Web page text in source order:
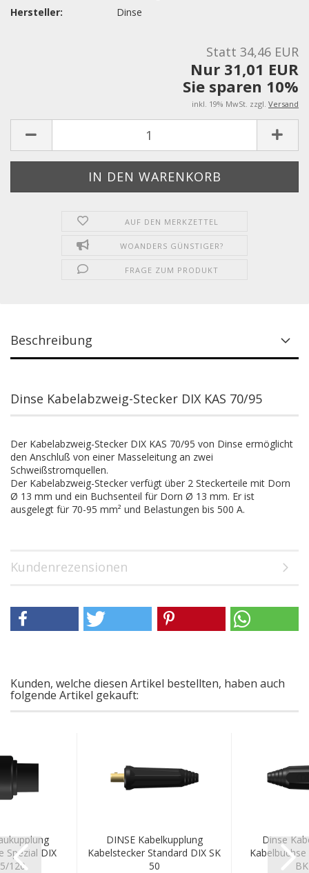
Hersteller: Dinse
Statt 34,46 EUR
Nur 31,01 EUR
Sie sparen 10%
inkl. 19% MwSt. zzgl. Versand
AUF DEN MERKZETTEL
WOANDERS GÜNSTIGER?
FRAGE ZUM PRODUKT
Beschreibung
Dinse Kabelabzweig-Stecker DIX KAS 70/95
Der Kabelabzweig-Stecker DIX KAS 70/95 von Dinse ermöglicht
den Anschluß von einer Masseleitung an zwei
Schweißstromquellen.
Der Kabelabzweig-Stecker verfügt über 2 Steckerteile mit Dorn
Ø 13 mm und ein Buchsenteil für Dorn Ø 13 mm. Er ist
ausgelegt für 70-95 mm² und Belastungen bis 500 A.
Kundenrezensionen
Kunden, welche diesen Artikel bestellten, haben auch
folgende Artikel gekauft:
Spezial DIX
120
DINSE Kabelkupplung
Kabelstecker Standard DIX SK
50
Dinse